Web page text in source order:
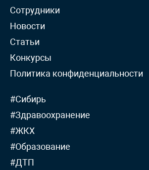
Сотрудники
Новости
Статьи
Конкурсы
Политика конфиденциальности
#Сибирь
#Здравоохранение
#ЖКХ
#Образование
#ДТП